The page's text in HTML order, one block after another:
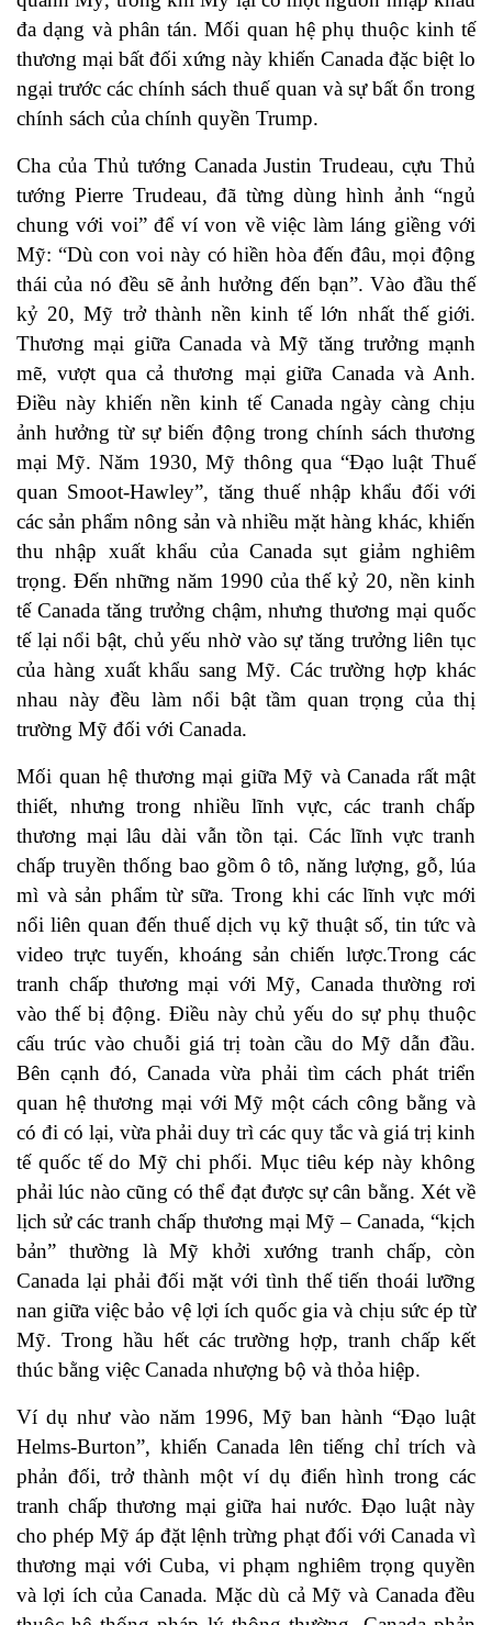
đa dạng và phân tán. Mối quan hệ phụ thuộc kinh tế
thương mại bất đối xứng này khiến Canada đặc biệt lo
ngại trước các chính sách thuế quan và sự bất ổn trong
chính sách của chính quyền Trump.
Cha của Thủ tướng Canada Justin Trudeau, cựu Thủ
tướng Pierre Trudeau, đã từng dùng hình ảnh “ngủ
chung với voi” để ví von về việc làm láng giềng với
Mỹ: “Dù con voi này có hiền hòa đến đâu, mọi động
thái của nó đều sẽ ảnh hưởng đến bạn”. Vào đầu thế
kỷ 20, Mỹ trở thành nền kinh tế lớn nhất thế giới.
Thương mại giữa Canada và Mỹ tăng trưởng mạnh
mẽ, vượt qua cả thương mại giữa Canada và Anh.
Điều này khiến nền kinh tế Canada ngày càng chịu
ảnh hưởng từ sự biến động trong chính sách thương
mại Mỹ. Năm 1930, Mỹ thông qua “Đạo luật Thuế
quan Smoot-Hawley”, tăng thuế nhập khẩu đối với
các sản phẩm nông sản và nhiều mặt hàng khác, khiến
thu nhập xuất khẩu của Canada sụt giảm nghiêm
trọng. Đến những năm 1990 của thế kỷ 20, nền kinh
tế Canada tăng trưởng chậm, nhưng thương mại quốc
tế lại nổi bật, chủ yếu nhờ vào sự tăng trưởng liên tục
của hàng xuất khẩu sang Mỹ. Các trường hợp khác
nhau này đều làm nổi bật tầm quan trọng của thị
trường Mỹ đối với Canada.
Mối quan hệ thương mại giữa Mỹ và Canada rất mật
thiết, nhưng trong nhiều lĩnh vực, các tranh chấp
thương mại lâu dài vẫn tồn tại. Các lĩnh vực tranh
chấp truyền thống bao gồm ô tô, năng lượng, gỗ, lúa
mì và sản phẩm từ sữa. Trong khi các lĩnh vực mới
nổi liên quan đến thuế dịch vụ kỹ thuật số, tin tức và
video trực tuyến, khoáng sản chiến lược.Trong các
tranh chấp thương mại với Mỹ, Canada thường rơi
vào thế bị động. Điều này chủ yếu do sự phụ thuộc
cấu trúc vào chuỗi giá trị toàn cầu do Mỹ dẫn đầu.
Bên cạnh đó, Canada vừa phải tìm cách phát triển
quan hệ thương mại với Mỹ một cách công bằng và
có đi có lại, vừa phải duy trì các quy tắc và giá trị kinh
tế quốc tế do Mỹ chi phối. Mục tiêu kép này không
phải lúc nào cũng có thể đạt được sự cân bằng. Xét về
lịch sử các tranh chấp thương mại Mỹ – Canada, “kịch
bản” thường là Mỹ khởi xướng tranh chấp, còn
Canada lại phải đối mặt với tình thế tiến thoái lưỡng
nan giữa việc bảo vệ lợi ích quốc gia và chịu sức ép từ
Mỹ. Trong hầu hết các trường hợp, tranh chấp kết
thúc bằng việc Canada nhượng bộ và thỏa hiệp.
Ví dụ như vào năm 1996, Mỹ ban hành “Đạo luật
Helms-Burton”, khiến Canada lên tiếng chỉ trích và
phản đối, trở thành một ví dụ điển hình trong các
tranh chấp thương mại giữa hai nước. Đạo luật này
cho phép Mỹ áp đặt lệnh trừng phạt đối với Canada vì
thương mại với Cuba, vi phạm nghiêm trọng quyền
và lợi ích của Canada. Mặc dù cả Mỹ và Canada đều